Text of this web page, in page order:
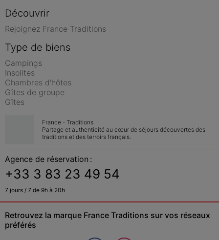
Découvrir
Rejoignez France Traditions
Type de biens
Campings
Insolites
Chambres d'hôtes
Gîtes de groupe
Gîtes
France - Traditions
Partage et authenticité au cœur de séjours découvertes des
traditions et des terroirs français.
Agence de réservation :
+33 3 83 23 49 54
7 jours / 7 de 9h à 20h
Retrouvez la marque France Traditions sur vos réseaux
préférés